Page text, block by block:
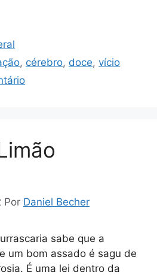
, cérebro, doce,vício
Por Daniel Becher
sabe que a
um bom assado é sagu de
É uma lei dentro da